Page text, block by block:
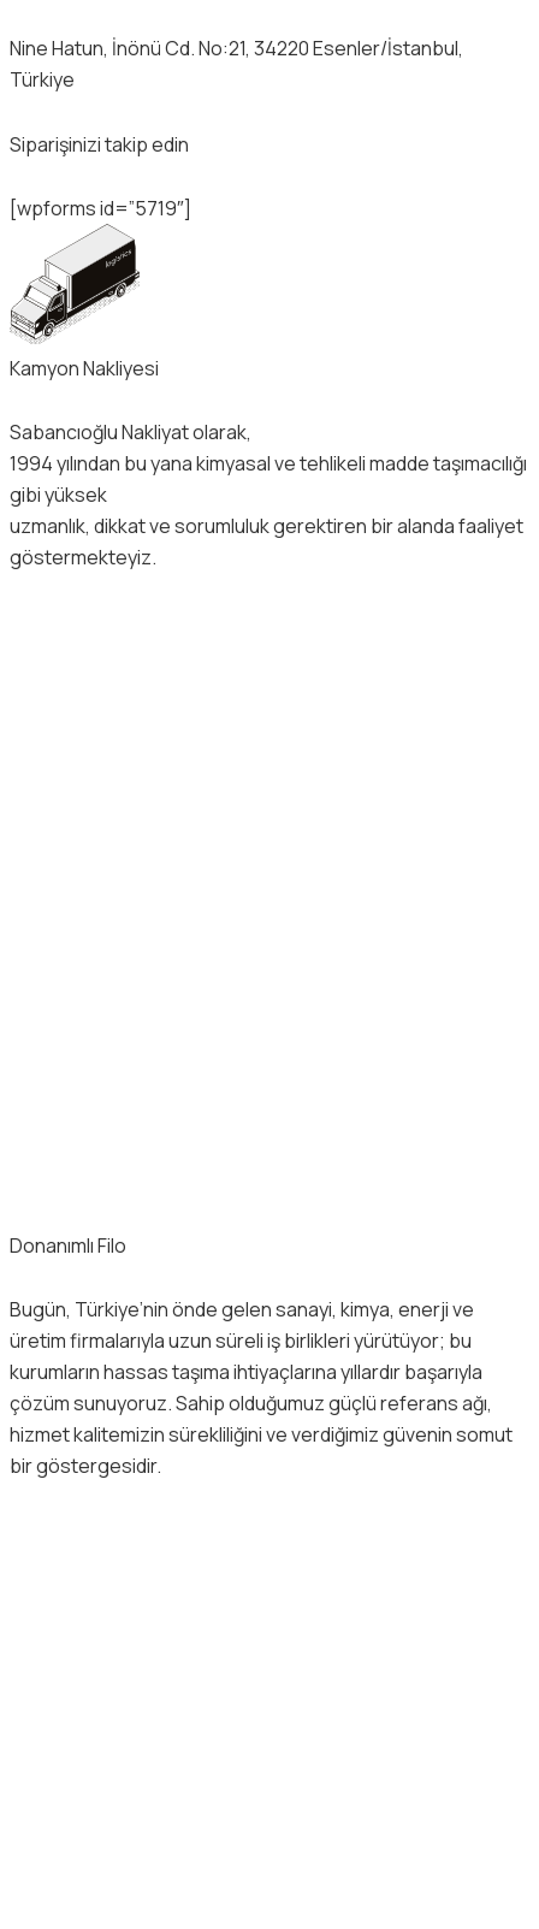
Nine Hatun, İnönü Cd. No:21, 34220 Esenler/İstanbul,
Türkiye
Siparişinizi takip edin
[wpforms id=”5719″]
Kamyon Nakliyesi
Sabancıoğlu Nakliyat olarak,
1994 yılından bu yana kimyasal ve tehlikeli madde taşımacılığı
gibi yüksek
uzmanlık, dikkat ve sorumluluk gerektiren bir alanda faaliyet
göstermekteyiz.
Donanımlı Filo
Bugün, Türkiye’nin önde gelen sanayi, kimya, enerji ve
üretim firmalarıyla uzun süreli iş birlikleri yürütüyor; bu
kurumların hassas taşıma ihtiyaçlarına yıllardır başarıyla
çözüm sunuyoruz. Sahip olduğumuz güçlü referans ağı,
hizmet kalitemizin sürekliliğini ve verdiğimiz güvenin somut
bir göstergesidir.